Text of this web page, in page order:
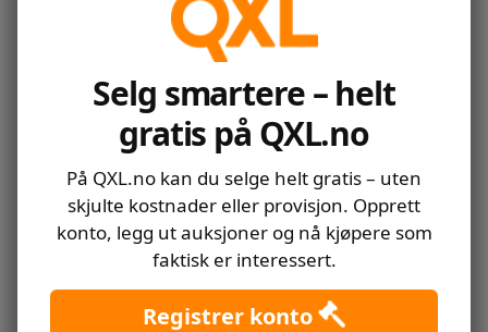
Selg smartere – helt
gratis på QXL.no
På QXL.no kan du selge helt gratis – uten
skjulte kostnader eller provisjon. Opprett
konto, legg ut auksjoner og nå kjøpere som
faktisk er interessert.
Registrer konto